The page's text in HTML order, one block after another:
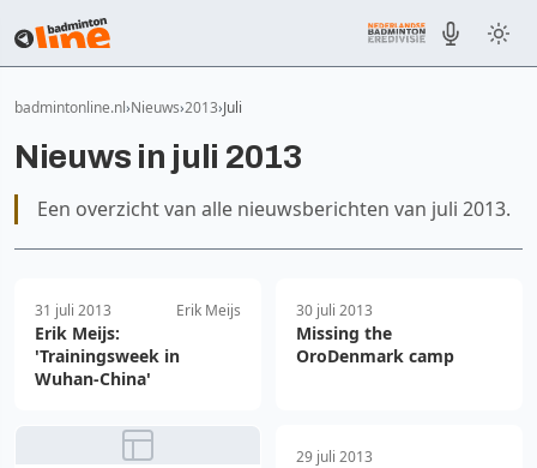
badmintonline.nl Nieuws 2013 Juli
Nieuws in juli 2013
Een overzicht van alle nieuwsberichten van juli 2013.
31 juli 2013 Erik Meijs
Erik Meijs:
'Trainingsweek in
Wuhan-China'
30 juli 2013
Missing the
OroDenmark camp
29 juli 2013